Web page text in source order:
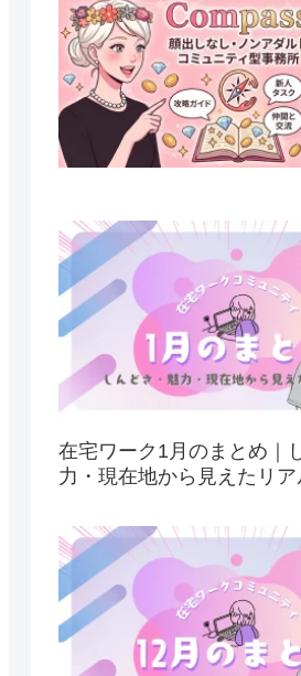
在宅ワーク1月のまとめ｜
力・現在地から見えたリ